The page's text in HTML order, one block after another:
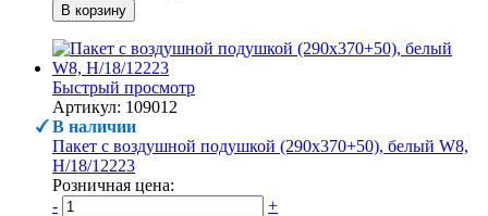
В корзину
Быстрый просмотр
Артикул: 109012
В наличии
Пакет с воздушной подушкой (290х370+50), белый W8,
H/18/12223
Розничная цена:
-
+